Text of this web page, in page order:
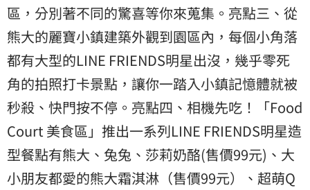
區，分別著不同的驚喜等你來蒐集。亮點三、從
熊大的麗寶小鎮建築外觀到園區內，每個小角落
都有大型的LINE FRIENDS明星出沒，幾乎零死
角的拍照打卡景點，讓你一踏入小鎮記憶體就被
秒殺、快門按不停。亮點四、相機先吃！「Food
Court 美食區」推出一系列LINE FRIENDS明星造
型餐點有熊大、兔兔、莎莉奶酪(售價99元)、大
小朋友都愛的熊大霜淇淋（售價99元）、超萌Q